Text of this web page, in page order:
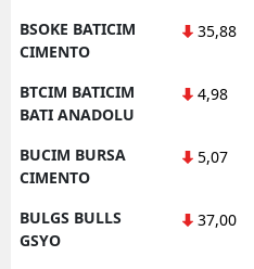
BSOKE BATICIM
CIMENTO
35,88
BTCIM BATICIM
BATI ANADOLU
4,98
BUCIM BURSA
CIMENTO
5,07
BULGS BULLS
GSYO
37,00